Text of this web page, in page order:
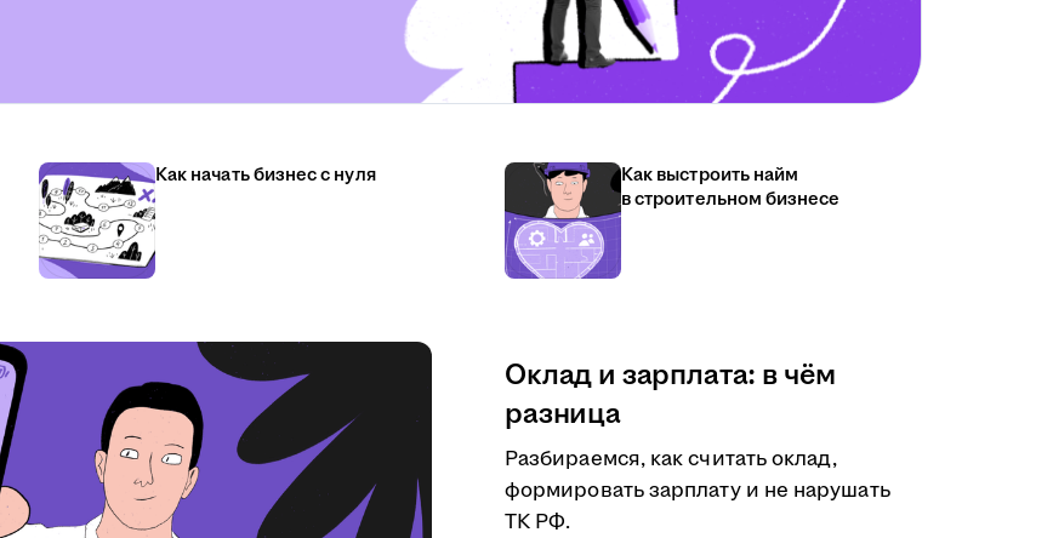
Как начать бизнес с нуля
Как выстроить найм
в строительном бизнесе
Оклад и зарплата: в чём
разница
Разбираемся, как считать оклад,
формировать зарплату и не нарушать
ТК РФ.